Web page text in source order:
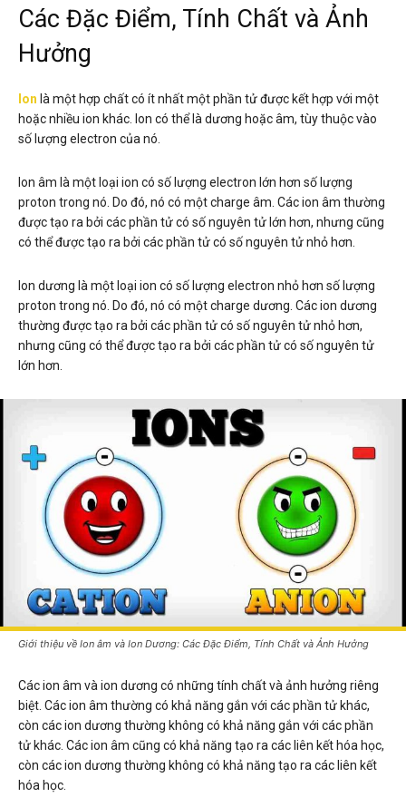
Các Đặc Điểm, Tính Chất và Ảnh
Hưởng
Ion là một hợp chất có ít nhất một phần tử được kết hợp với một
hoặc nhiều ion khác. Ion có thể là dương hoặc âm, tùy thuộc vào
số lượng electron của nó.
Ion âm là một loại ion có số lượng electron lớn hơn số lượng
proton trong nó. Do đó, nó có một charge âm. Các ion âm thường
được tạo ra bởi các phần tử có số nguyên tử lớn hơn, nhưng cũng
có thể được tạo ra bởi các phần tử có số nguyên tử nhỏ hơn.
Ion dương là một loại ion có số lượng electron nhỏ hơn số lượng
proton trong nó. Do đó, nó có một charge dương. Các ion dương
thường được tạo ra bởi các phần tử có số nguyên tử nhỏ hơn,
nhưng cũng có thể được tạo ra bởi các phần tử có số nguyên tử
lớn hơn.
Giới thiệu về Ion âm và Ion Dương: Các Đặc Điểm, Tính Chất và Ảnh Hưởng
Các ion âm và ion dương có những tính chất và ảnh hưởng riêng
biệt. Các ion âm thường có khả năng gắn với các phần tử khác,
còn các ion dương thường không có khả năng gắn với các phần
tử khác. Các ion âm cũng có khả năng tạo ra các liên kết hóa học,
còn các ion dương thường không có khả năng tạo ra các liên kết
hóa học.